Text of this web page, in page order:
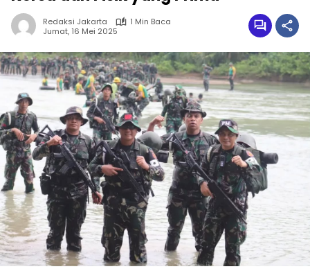
Redaksi Jakarta
1 Min Baca
Jumat, 16 Mei 2025